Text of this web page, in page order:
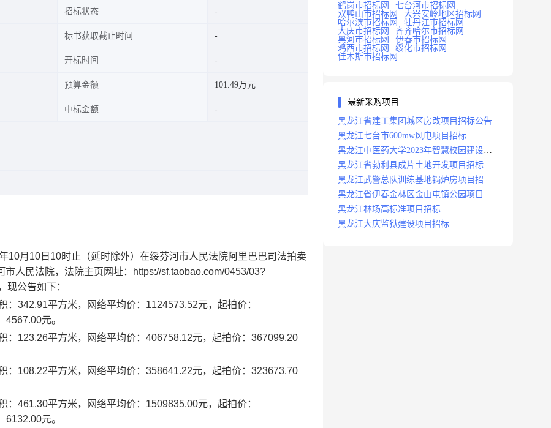
招标状态
标书获取截止时间
开标时间
预算金额 101.49万元
中标金额
10月 10 日 10时止 （延时除外） 在绥芬河市人民法院阿里巴巴司法拍卖
市人民法院， 法院主页 网址：
https://sf.taobao.com/0453/03?
现公告如下：
342.91平方米，网络平均价：1124573.52元，起拍价：
元。
：123.26平方米，网络平均价：406758.12元，起拍价：367099.20
：108.22平方米，网络平均价：358641.22元，起拍价：323673.70
461.30平方米，网络平均价：1509835.00元，起拍价：
元。
鹤岗市招标网
七台河市招标网
双鸭山市招标网
大兴安岭地区招标网
哈尔滨市招标网
牡丹江市招标网
大庆市招标网
齐齐哈尔市招标网
黑河市招标网
伊春市招标网
鸡西市招标网
绥化市招标网
佳木斯市招标网
最新采购项目
黑龙江省建工集团城区房改项目招标公告
黑龙江七台市600mw风电项目招标
黑龙江中医药大学2023年智慧校园建设项
目招标公告
黑龙江省勃利县成片土地开发项目招标
黑龙江武警总队训练基地锅炉房项目招标
公示
黑龙江省伊春金林区金山屯镇公园项目招
标公告
黑龙江林场高标准项目招标
黑龙江大庆监狱建设项目招标